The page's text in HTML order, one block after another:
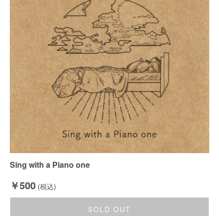
Sing with a Piano one
￥500 (税込)
SOLD OUT